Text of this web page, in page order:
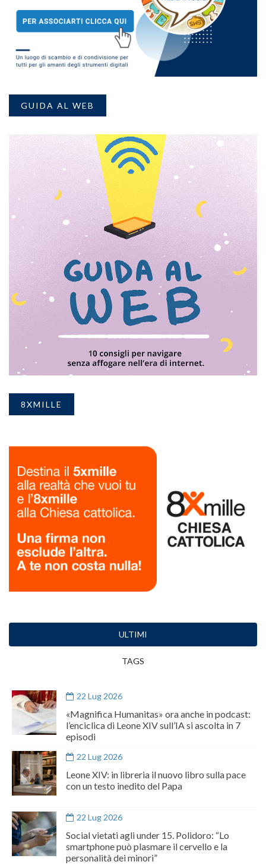
GUIDA AL WEB
8XMILLE
ULTIMI
TAGS
22 Lug 2026
«Magnifica Humanitas» ora anche in podcast:
l’enciclica di Leone XIV sull’IA si ascolta in 7
episodi
22 Lug 2026
Leone XIV: in libreria il nuovo libro sulla pace
con un testo inedito del Papa
22 Lug 2026
Social vietati agli under 15. Polidoro: “Lo
smartphone può plasmare il cervello e la
personalità dei minori”